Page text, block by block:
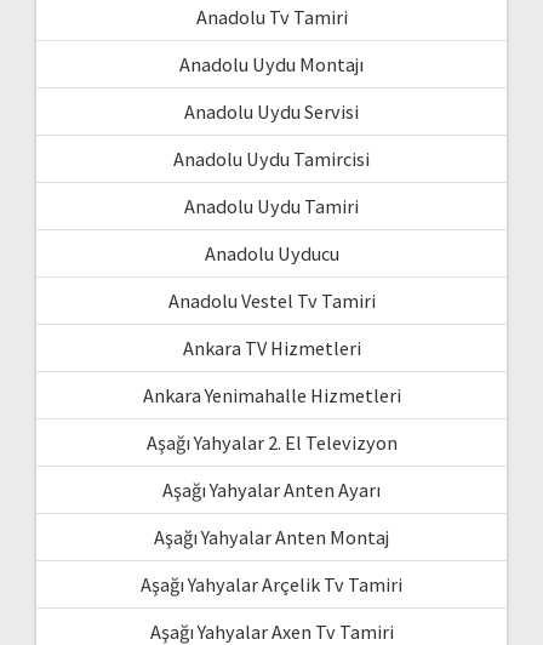
Anadolu Tv Tamiri
Anadolu Uydu Montajı
Anadolu Uydu Servisi
Anadolu Uydu Tamircisi
Anadolu Uydu Tamiri
Anadolu Uyducu
Anadolu Vestel Tv Tamiri
Ankara TV Hizmetleri
Ankara Yenimahalle Hizmetleri
Aşağı Yahyalar 2. El Televizyon
Aşağı Yahyalar Anten Ayarı
Aşağı Yahyalar Anten Montaj
Aşağı Yahyalar Arçelik Tv Tamiri
Aşağı Yahyalar Axen Tv Tamiri